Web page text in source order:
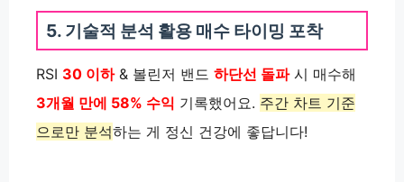
5. 기술적 분석 활용 매수 타이밍 포착
RSI 30 이하& 볼린저 밴드 하단선 돌파시 매수해
3개월 만에 58% 수익 기록했어요. 주간 차트 기준
으로만 분석하는 게 정신 건강에 좋답니다!